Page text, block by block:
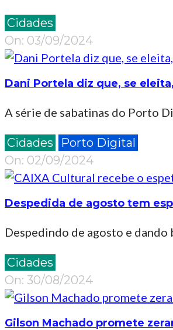
2024-
09-
03
Cidades
On: 03/09/2024
Dani Portela diz que, se
A série de sabatinas do Porto
2024-
09-
02
Cidades
Porto Digital
On: 02/09/2024
Despedida de agosto tem
Despedindo de agosto e dando
2024-
08-
30
Cidades
On: 30/08/2024
Gilson Machado promete